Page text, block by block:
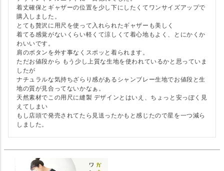
着丈確保とギャザーの位置を少し下にしたくてワンサイズアップで
購入しました。
とても贅沢に用尺を使って入れられたギャザーも美しく
着てる感覚がないくらい軽くて涼しくて着心地もよく、とにかくか
わいいです。
肩のボタンを外す事なくスポッと着られます。
ただお値段から もう少し上質な生地を使われているかと思っていま
したが
ナチュラルな気持ちざらり感があるシャンブレー生地でお値段と生
地の質が見合ってないかなぁ。
天然素材でこの用尺に縫製 デザインとはいえ、ちょっと安っぽく見
えてしまい
もし店頭で発売されてたら見送ったかもと感じたので星を一つ減ら
しました。